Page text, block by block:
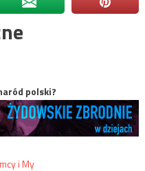
polski?